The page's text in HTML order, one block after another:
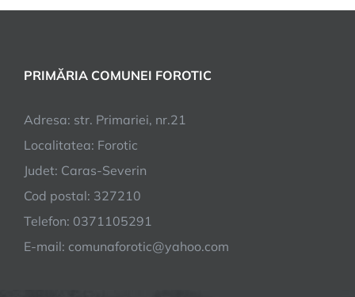
PRIMĂRIA COMUNEI FOROTIC
Adresa: str. Primariei, nr.21
Localitatea: Forotic
Judet: Caras-Severin
Cod postal: 327210
Telefon: 0371105291
E-mail: comunaforotic@yahoo.com